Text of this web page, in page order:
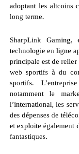
adoptant les altcoins
long terme.
SharpLink Gaming,
technologie en ligne
principale est de relier
web sportifs à du
sportifs.
notamment le
l’international, les
des dépenses de
et exploite également
fantastiques.